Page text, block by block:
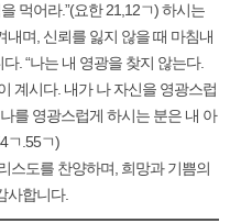
먹어라.”(요한 21,12ㄱ) 하시는
며, 신뢰를 잃지 않을 때 마침내
. “나는 내 영광을 찾지 않는다.
계시다. 내가 나 자신을 영광스럽
를 영광스럽게 하시는 분은 내 아
ㄱ.55ㄱ)
스도를 찬양하며, 희망과 기쁨의
사합니다.